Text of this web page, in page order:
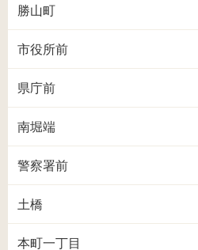
勝山町
市役所前
県庁前
南堀端
警察署前
土橋
本町一丁目